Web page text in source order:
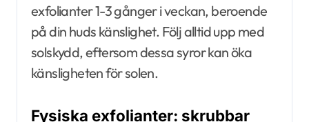
exfolianter 1-3 gånger i veckan, beroende
på din huds känslighet. Följ alltid upp med
solskydd, eftersom dessa syror kan öka
känsligheten för solen.
Fysiska exfolianter: skrubbar